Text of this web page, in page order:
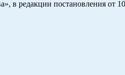
в редакции постановления от